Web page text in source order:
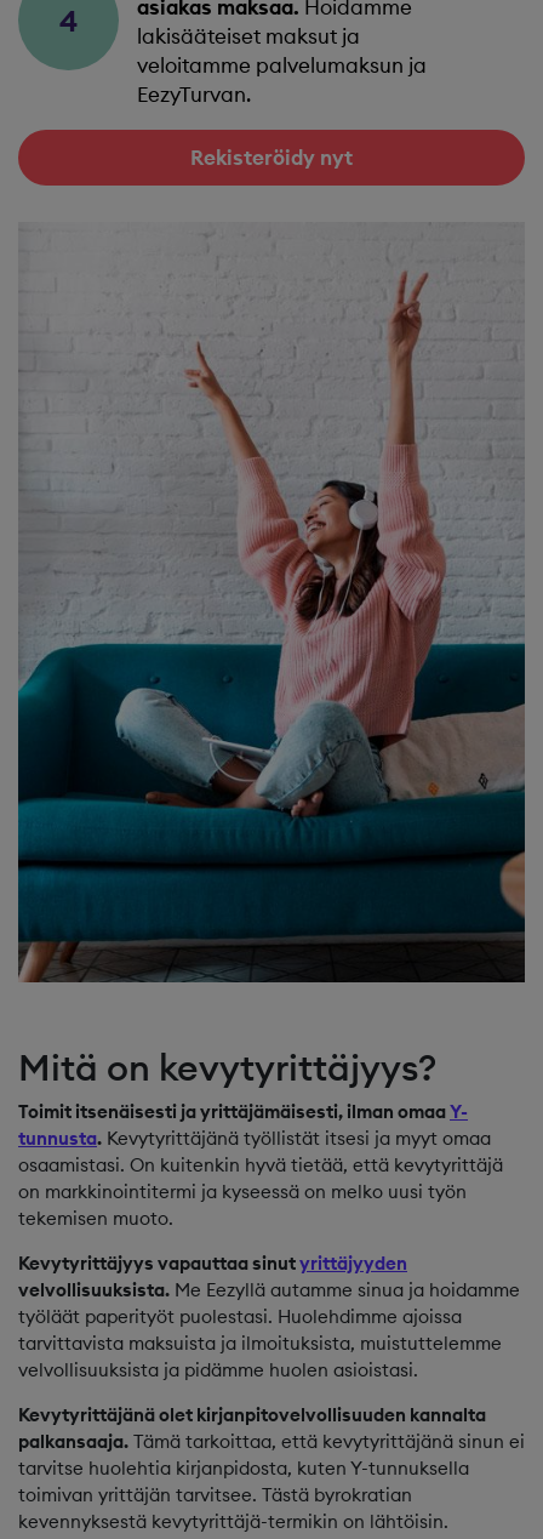
4
asiakas maksaa. Hoidamme
lakisääteiset maksut ja
veloitamme palvelumaksun ja
EezyTurvan.
Rekisteröidy nyt
Mitä on kevytyrittäjyys?
Toimit itsenäisesti ja yrittäjämäisesti, ilman omaaY-
tunnusta. Kevytyrittäjänä työllistät itsesi ja myyt omaa
osaamistasi. On kuitenkin hyvä tietää, että kevytyrittäjä
on markkinointitermi ja kyseessä on melko uusi työn
tekemisen muoto.
Kevytyrittäjyys vapauttaa sinutyrittäjyyden
velvollisuuksista. Me Eezyllä autamme sinua ja hoidamme
työläät paperityöt puolestasi. Huolehdimme ajoissa
tarvittavista maksuista ja ilmoituksista, muistuttelemme
velvollisuuksista ja pidämme huolen asioistasi.
Kevytyrittäjänä olet kirjanpitovelvollisuuden kannalta
palkansaaja. Tämä tarkoittaa, että kevytyrittäjänä sinun ei
tarvitse huolehtia kirjanpidosta, kuten Y-tunnuksella
toimivan yrittäjän tarvitsee. Tästä byrokratian
kevennyksestä kevytyrittäjä-termikin on lähtöisin.